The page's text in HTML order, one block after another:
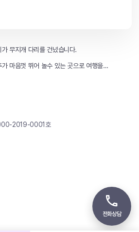
무지개 다리를 건넜습니다.
마음껏 뛰어 놀수 있는 곳으로 여행을
2019-0001호
전화상담